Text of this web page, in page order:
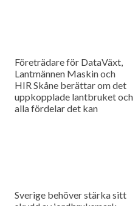
Företrädare för DataVäxt,
Lantmännen Maskin och
HIR Skåne berättar om det
uppkopplade lantbruket och
alla fördelar det kan
Sverige behöver stärka sitt